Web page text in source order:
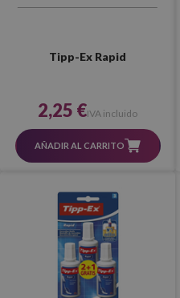
Tipp-Ex Rapid
2,25 €IVA incluido
AÑADIR AL CARRITO